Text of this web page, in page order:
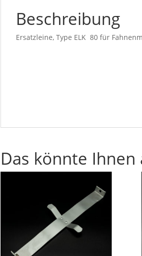
Beschreibung
Ersatzleine, Type ELK 80 für
Das könnte